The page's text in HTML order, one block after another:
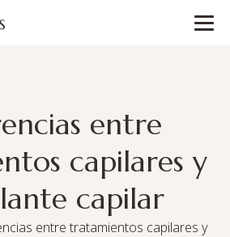
entre
capilares y
capilar
entre tratamientos capilares y